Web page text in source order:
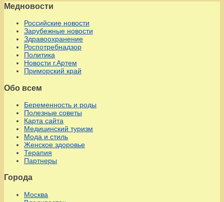
Медновости
Российские новости
Зарубежные новости
Здравоохранение
Роспотребнадзор
Политика
Новости г.Артем
Приморский край
Обо всем
Беременность и роды
Полезные советы
Карта сайта
Медицинский туризм
Мода и стиль
Женское здоровье
Терапия
Партнеры
Города
Москва